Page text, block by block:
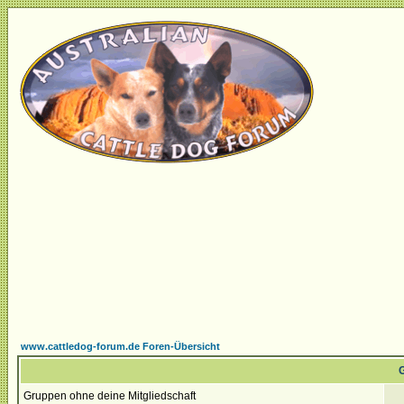
www.cattledog-forum.de Foren-Übersicht
Gruppen ohne deine Mitgliedschaft